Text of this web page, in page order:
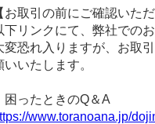
【お取引の前にご確認いた
下リンクにて、弊社での
変恐れ入りますが、お取
いいたします。
困ったときのQ＆A
www.toranoana.jp/